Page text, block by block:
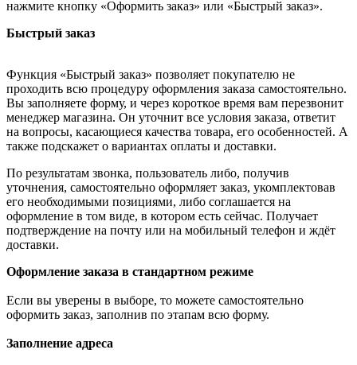
нажмите кнопку «Оформить заказ» или «Быстрый заказ».
Быстрый заказ
Функция «Быстрый заказ» позволяет покупателю не
проходить всю процедуру оформления заказа самостоятельно.
Вы заполняете форму, и через короткое время вам перезвонит
менеджер магазина. Он уточнит все условия заказа, ответит
на вопросы, касающиеся качества товара, его особенностей. А
также подскажет о вариантах оплаты и доставки.
По результатам звонка, пользователь либо, получив
уточнения, самостоятельно оформляет заказ, укомплектовав
его необходимыми позициями, либо соглашается на
оформление в том виде, в котором есть сейчас. Получает
подтверждение на почту или на мобильный телефон и ждёт
доставки.
Оформление заказа в стандартном режиме
Если вы уверены в выборе, то можете самостоятельно
оформить заказ, заполнив по этапам всю форму.
Заполнение адреса